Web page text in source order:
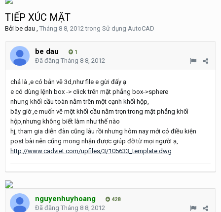
TIẾP XÚC MẶT
Bởi be dau , Tháng 8 8, 2012trong Sử dụng AutoCAD
be dau 1
Đã đăng Tháng 8 8, 2012
chả là ,e có bản vẽ 3d,như file e gừi đấy ạ
e có dùng lệnh box -> click trên mặt phẳng box->sphere
nhưng khối cầu toàn nằm trên một cạnh khối hộp,
bây giờ ,e muốn vẽ một khối cầu nằm trọn trong mặt phẳng khối
hộp,nhưng không biết làm như thế nào
hj, tham gia diễn đàn cũng lâu rồi nhưng hôm nay mới có điều kiện
post bài nên cũng mong nhận được giúp đỡ từ mọi người ạ,
http://www.cadviet.com/upfiles/3/105633_template.dwg
nguyenhuyhoang 428
Đã đăng Tháng 8 8, 2012